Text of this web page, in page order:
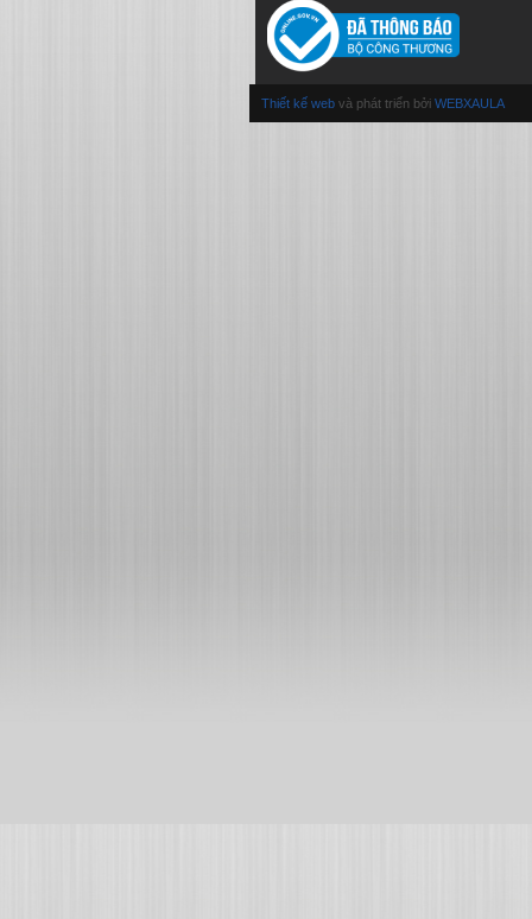
Thiết kế web và phát triển bởi WEBXAULA